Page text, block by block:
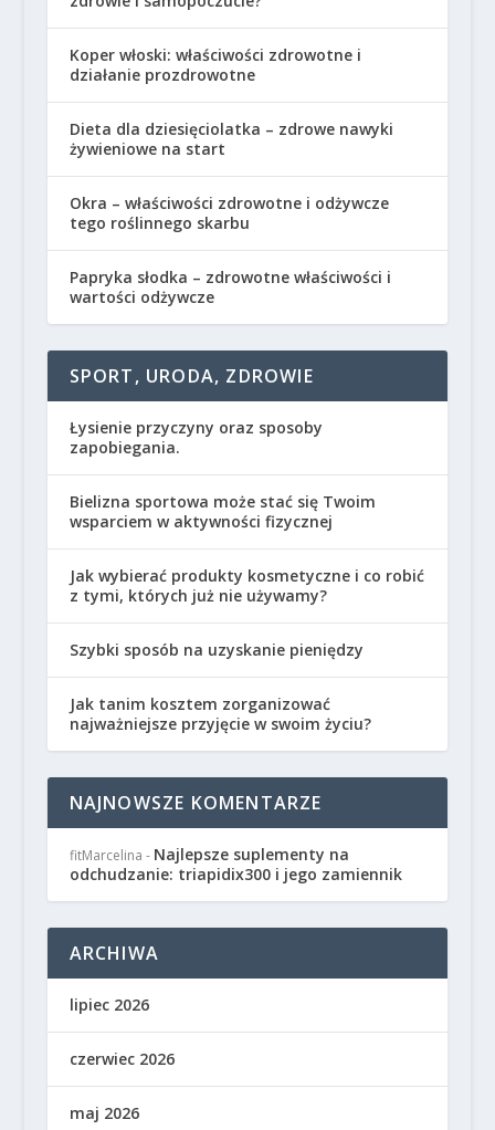
Koper włoski: właściwości zdrowotne i
działanie prozdrowotne
Dieta dla dziesięciolatka – zdrowe nawyki
żywieniowe na start
Okra – właściwości zdrowotne i odżywcze
tego roślinnego skarbu
Papryka słodka – zdrowotne właściwości i
wartości odżywcze
SPORT, URODA, ZDROWIE
Łysienie przyczyny oraz sposoby
zapobiegania.
Bielizna sportowa może stać się Twoim
wsparciem w aktywności fizycznej
Jak wybierać produkty kosmetyczne i co robić
z tymi, których już nie używamy?
Szybki sposób na uzyskanie pieniędzy
Jak tanim kosztem zorganizować
najważniejsze przyjęcie w swoim życiu?
NAJNOWSZE KOMENTARZE
fitMarcelina - Najlepsze suplementy na
odchudzanie: triapidix300 i jego zamiennik
ARCHIWA
lipiec 2026
czerwiec 2026
maj 2026